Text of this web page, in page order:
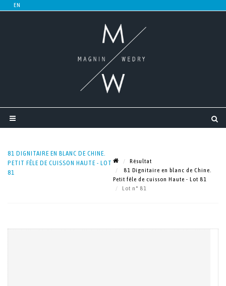
81 DIGNITAIRE EN BLANC DE CHINE.
PETIT FÊLE DE CUISSON HAUTE - LOT
81
Résultat
81 Dignitaire en blanc de Chine.
Petit fêle de cuisson Haute - Lot 81
Lot n° 81